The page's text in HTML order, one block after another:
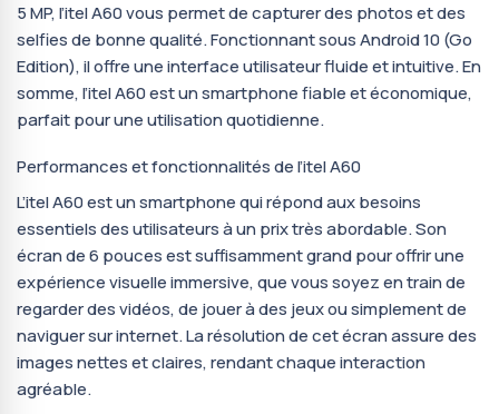
5 MP, l’itel A60 vous permet de capturer des photos et des
selfies de bonne qualité. Fonctionnant sous Android 10 (Go
Edition), il offre une interface utilisateur fluide et intuitive. En
somme, l’itel A60 est un smartphone fiable et économique,
parfait pour une utilisation quotidienne.
Performances et fonctionnalités de l’itel A60
L’itel A60 est un smartphone qui répond aux besoins
essentiels des utilisateurs à un prix très abordable. Son
écran de 6 pouces est suffisamment grand pour offrir une
expérience visuelle immersive, que vous soyez en train de
regarder des vidéos, de jouer à des jeux ou simplement de
naviguer sur internet. La résolution de cet écran assure des
images nettes et claires, rendant chaque interaction
agréable.